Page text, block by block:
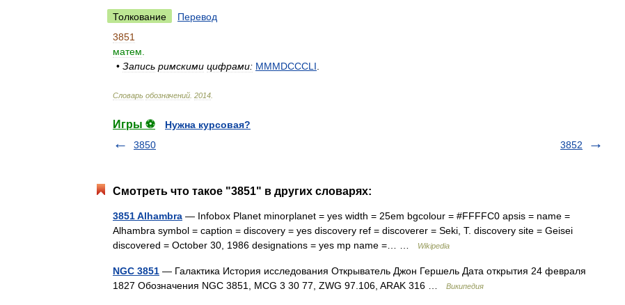
Толкование
Перевод
3851
матем
• Запись римскими цифрами: MMMDCCCLI
Словарь обозначений 2014
Игры ⚽
Нужна курсовая?
3850
3852
Смотреть что такое "3851" в других словарях:
3851 Alhambra — Infobox Planet minorplanet = yes width = 25em bgcolour = #FFFFC0 apsis = name =
Alhambra symbol = caption = discovery = yes discovery ref = discoverer = Seki, T. discovery site = Geisei
discovered = October 30, 1986 designations = yes mp name =… …
Wikipedia
NGC 3851 — Галактика История исследования Открыватель Джон Гершель Дата открытия 24 февраля
1827 Обозначения NGC 3851, MCG 3 30 77, ZWG 97.106, ARAK 316 …
Википедия